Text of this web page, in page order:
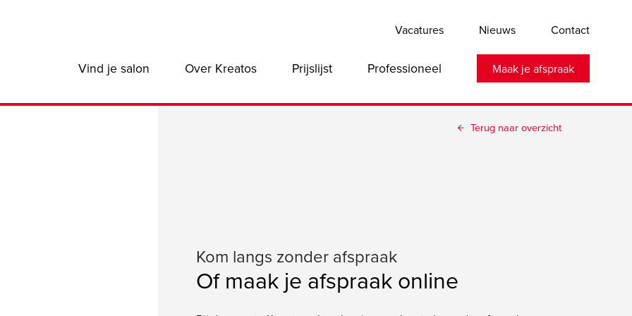
Vacatures Nieuws Contact
Main
Vind je salon Over Kreatos Prijslijst Professioneel Maak je afspraak
Terug naar overzicht
Kom langs zonder afspraak
Of maak je afspraak online